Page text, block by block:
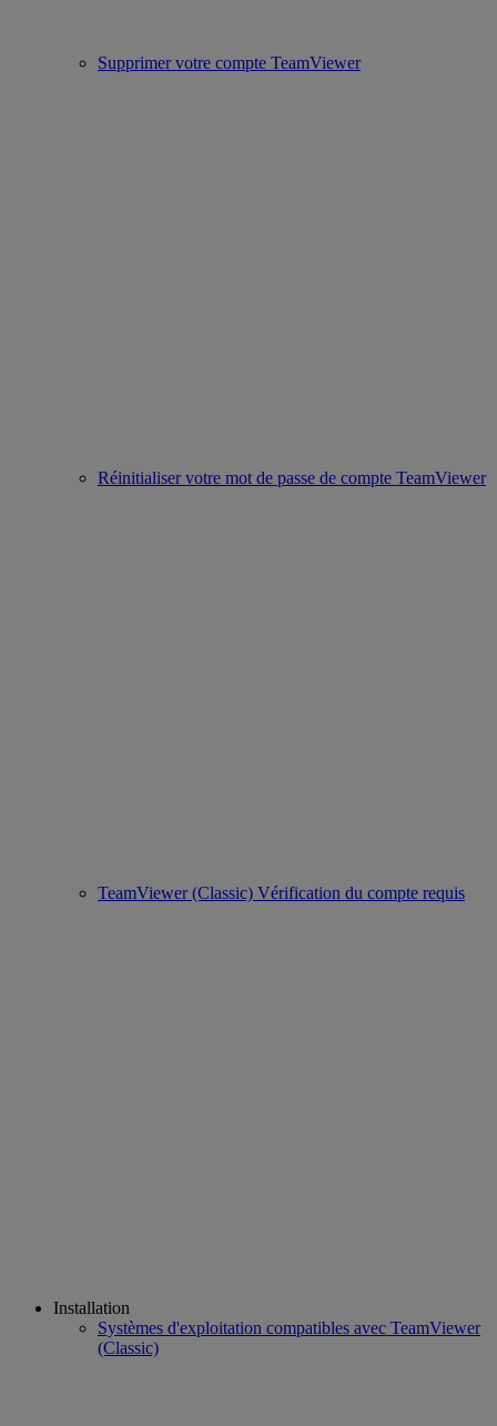
Supprimer votre compte TeamViewer
Réinitialiser votre mot de passe de compte TeamViewer
TeamViewer (Classic) Vérification du compte requis
Installation
Systèmes d'exploitation compatibles avec TeamViewer
(Classic)